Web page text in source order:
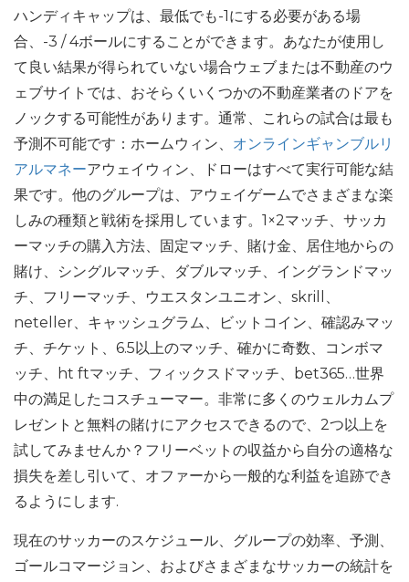
ハンディキャップは、最低でも-1にする必要がある場
合、-3 / 4ボールにすることができます。あなたが使用し
て良い結果が得られていない場合ウェブまたは不動産のウ
ェブサイトでは、おそらくいくつかの不動産業者のドアを
ノックする可能性があります。通常、これらの試合は最も
予測不可能です：ホームウィン、 オンラインギャンブルリ
アルマネーアウェイウィン、ドローはすべて実行可能な結
果です。他のグループは、アウェイゲームでさまざまな楽
しみの種類と戦術を採用しています。1×2マッチ、サッカ
ーマッチの購入方法、固定マッチ、賭け金、居住地からの
賭け、シングルマッチ、ダブルマッチ、イングランドマッ
チ、フリーマッチ、ウエスタンユニオン、skrill、
neteller、キャッシュグラム、ビットコイン、確認みマッ
チ、チケット、6.5以上のマッチ、確かに奇数、コンボマ
ッチ、ht ftマッチ、フィックスドマッチ、bet365…世界
中の満足したコスチューマー。非常に多くのウェルカムプ
レゼントと無料の賭けにアクセスできるので、2つ以上を
試してみませんか？フリーベットの収益から自分の適格な
損失を差し引いて、オファーから一般的な利益を追跡でき
るようにします.
現在のサッカーのスケジュール、グループの効率、予測、
ゴールコマージョン、およびさまざまなサッカーの統計を